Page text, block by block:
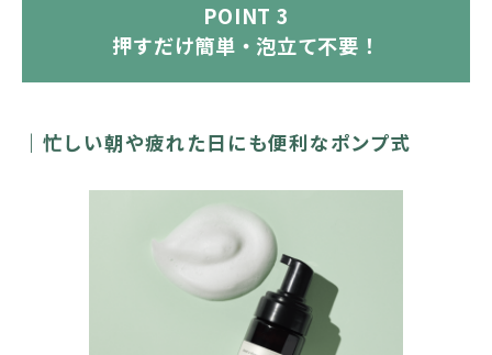
POINT 3
押すだけ簡単・泡立て不要！
忙しい朝や疲れた日にも便利なポンプ式